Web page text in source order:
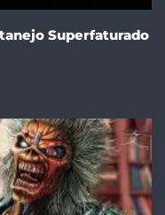
Superfaturado